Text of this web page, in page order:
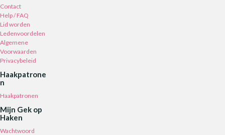
Contact
Help / FAQ
Lid worden
Ledenvoordelen
Algemene
Voorwaarden
Privacybeleid
Haakpatrone
n
Haakpatronen
Mijn Gek op
Haken
Wachtwoord